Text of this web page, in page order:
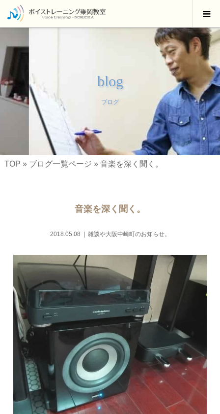
blog
ブログ
TOP » ブログ一覧ページ » 音楽を深く聞く。
音楽を深く聞く。
2018.05.08 雑談や大阪中崎町のお知らせ。